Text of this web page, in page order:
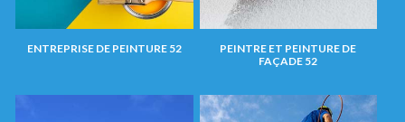
ENTREPRISE DE PEINTURE 52
PEINTRE ET PEINTURE DE
FAÇADE 52